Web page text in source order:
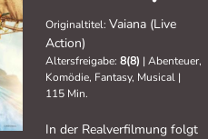
Originaltitel: Vaiana (Live
Action)
Altersfreigabe: 8(8) | Abenteuer,
Komödie, Fantasy, Musical |
115 Min.
In der Realverfilmung folgt